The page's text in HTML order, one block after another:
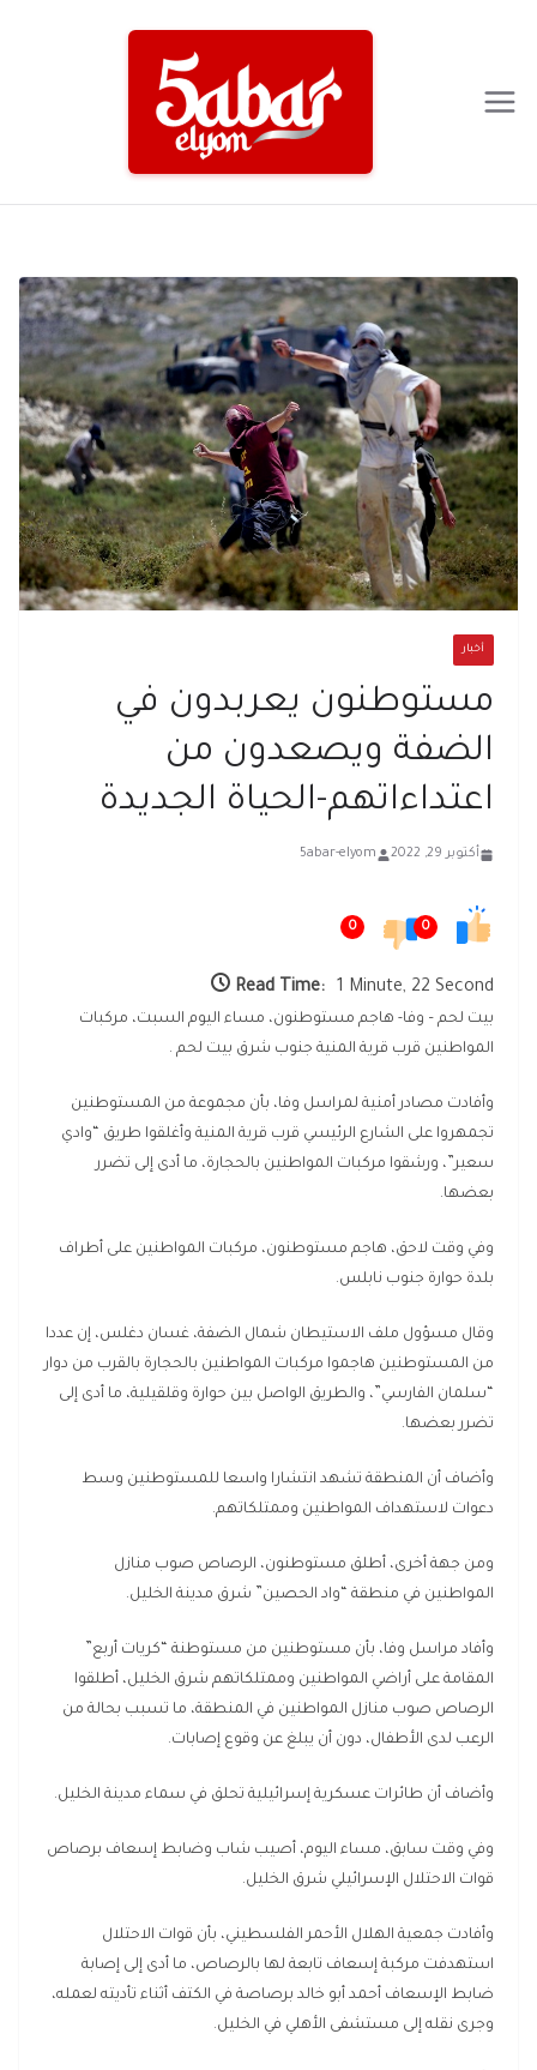
أخبار
مستوطنون يعربدون في
الضفة ويصعدون من
اعتداءاتهم-الحياة الجديدة
أكتوبر 29, 2022 5abar-elyom
0
0
Read Time: 1 Minute, 22 Second
بيت لحم – وفا- هاجم مستوطنون، مساء اليوم السبت، مركبات
المواطنين قرب قرية المنية جنوب شرق بيت لحم .
وأفادت مصادر أمنية لمراسل وفا، بأن مجموعة من المستوطنين
تجمهروا على الشارع الرئيسي قرب قرية المنية وأغلقوا طريق “وادي
سعير”، ورشقوا مركبات المواطنين بالحجارة، ما أدى إلى تضرر
بعضها.
وفي وقت لاحق، هاجم مستوطنون، مركبات المواطنين على أطراف
بلدة حوارة جنوب نابلس.
وقال مسؤول ملف الاستيطان شمال الضفة، غسان دغلس، إن عددا
من المستوطنين هاجموا مركبات المواطنين بالحجارة بالقرب من دوار
“سلمان الفارسي”، والطريق الواصل بين حوارة وقلقيلية، ما أدى إلى
تضرر بعضها.
وأضاف أن المنطقة تشهد انتشارا واسعا للمستوطنين وسط
دعوات لاستهداف المواطنين وممتلكاتهم.
ومن جهة أخرى، أطلق مستوطنون، الرصاص صوب منازل
المواطنين في منطقة “واد الحصين” شرق مدينة الخليل.
وأفاد مراسل وفا، بأن مستوطنين من مستوطنة “كريات أربع”
المقامة على أراضي المواطنين وممتلكاتهم شرق الخليل، أطلقوا
الرصاص صوب منازل المواطنين في المنطقة، ما تسبب بحالة من
الرعب لدى الأطفال، دون أن يبلغ عن وقوع إصابات.
وأضاف أن طائرات عسكرية إسرائيلية تحلق في سماء مدينة الخليل.
وفي وقت سابق، مساء اليوم، أصيب شاب وضابط إسعاف برصاص
قوات الاحتلال الإسرائيلي شرق الخليل.
وأفادت جمعية الهلال الأحمر الفلسطيني، بأن قوات الاحتلال
استهدفت مركبة إسعاف تابعة لها بالرصاص، ما أدى إلى إصابة
ضابط الإسعاف أحمد أبو خالد برصاصة في الكتف أثناء تأديته لعمله،
وجرى نقله إلى مستشفى الأهلي في الخليل.